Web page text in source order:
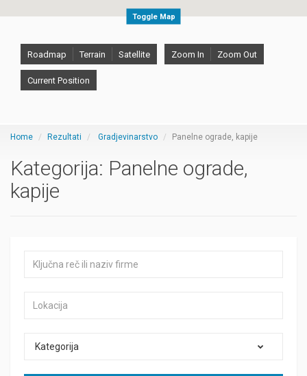
Toggle Map
Roadmap Terrain Satellite Zoom In Zoom Out
Current Position
Home Rezultati Gradjevinarstvo Panelne ograde, kapije
Kategorija: Panelne ograde,
kapije
Kategorija